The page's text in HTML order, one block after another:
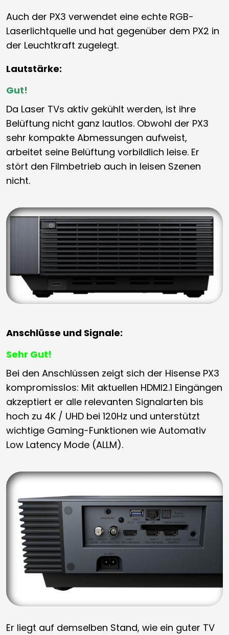
Auch der PX3 verwendet eine echte RGB-
Laserlichtquelle und hat gegenüber dem PX2 in
der Leuchtkraft zugelegt.
Lautstärke:
Gut!
Da Laser TVs aktiv gekühlt werden, ist ihre
Belüftung nicht ganz lautlos. Obwohl der PX3
sehr kompakte Abmessungen aufweist,
arbeitet seine Belüftung vorbildlich leise. Er
stört den Filmbetrieb auch in leisen Szenen
nicht.
Anschlüsse und Signale:
Sehr Gut!
Bei den Anschlüssen zeigt sich der Hisense PX3
kompromisslos: Mit aktuellen HDMI2.1 Eingängen
akzeptiert er alle relevanten Signalarten bis
hoch zu 4K / UHD bei 120Hz und unterstützt
wichtige Gaming-Funktionen wie Automativ
Low Latency Mode (ALLM).
Er liegt auf demselben Stand, wie ein guter TV